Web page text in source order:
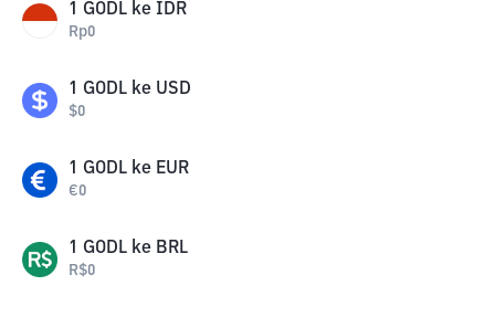
1 GODL ke IDR
Rp0
1 GODL ke USD
$0
1 GODL ke EUR
€0
1 GODL ke BRL
R$0